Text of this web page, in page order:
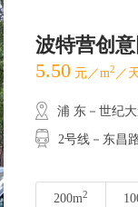
波特营创
5.50 元／m2 ／
浦 东－世纪
2号线－东昌路
200m2